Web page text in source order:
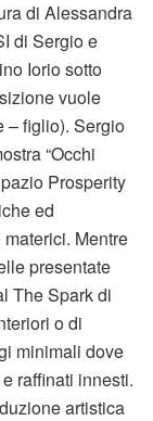
di Alessandra
di Sergio e
Iorio sotto
vuole
– figlio). Sergio
“Occhi
Prosperity
ed
Mentre
presentate
The Spark di
o di
minimali dove
raffinati innesti.
artistica